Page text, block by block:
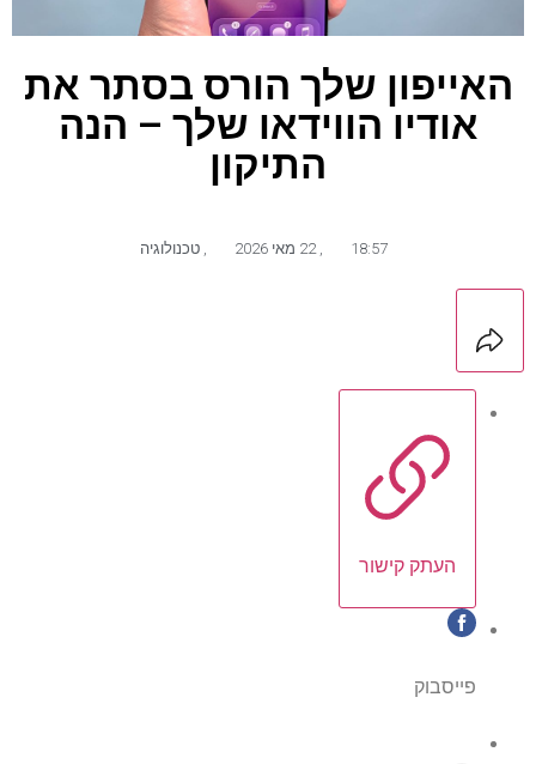
האייפון שלך הורס בסתר את
אודיו הווידאו שלך – הנה
התיקון
18:57 22 מאי 2026 טכנולוגיה
העתק קישור
פייסבוק